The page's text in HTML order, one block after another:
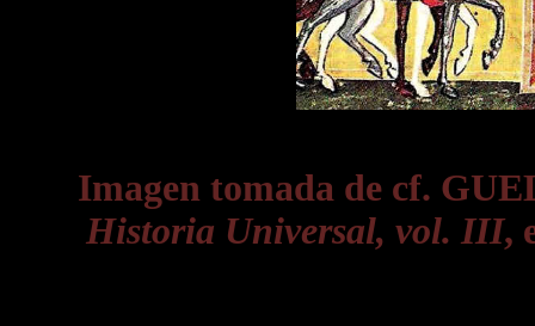
Imagen tomada de cf.
Historia Universal, vol. III,